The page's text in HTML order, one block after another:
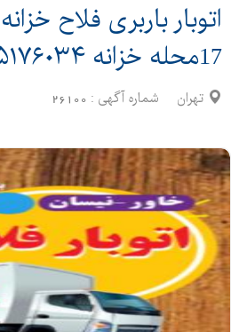
اتوبار باربری فلاح
17محله خزانه ۰۲۱۵۵۱۷۶۰۳۴
تهران شماره آگهی : 26100